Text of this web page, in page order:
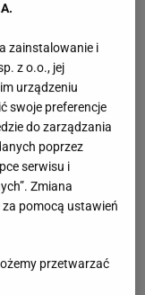
zainstalowanie i
z o.o., jej
urządzeniu
swoje preferencje
do zarządzania
poprzez
serwisu i
Zmiana
pomocą ustawień
przetwarzać